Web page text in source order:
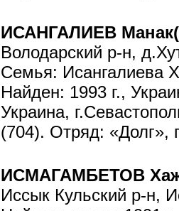
ИСАНГАЛИЕВ
Володарский р-н,
Семья: Исангалиева
Найден: 1993 г.,
Украина,
(704). Отряд: «Долг»,
ИСМАГАМБЕТОВ
Иссык Кульский р-н,